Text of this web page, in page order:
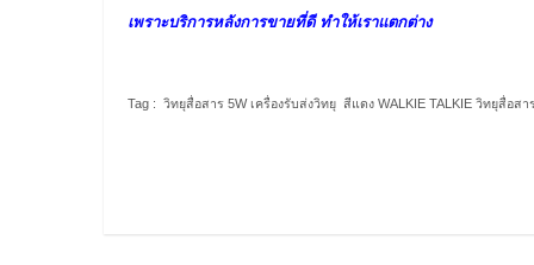
เพราะบริการหลังการขายที่ดี ทำให้เราแตกต่าง
Tag : วิทยุสื่อสาร 5W เครื่องรับส่งวิทยุ สีแดง WALKIE TALKIE วิทยุสื่อ